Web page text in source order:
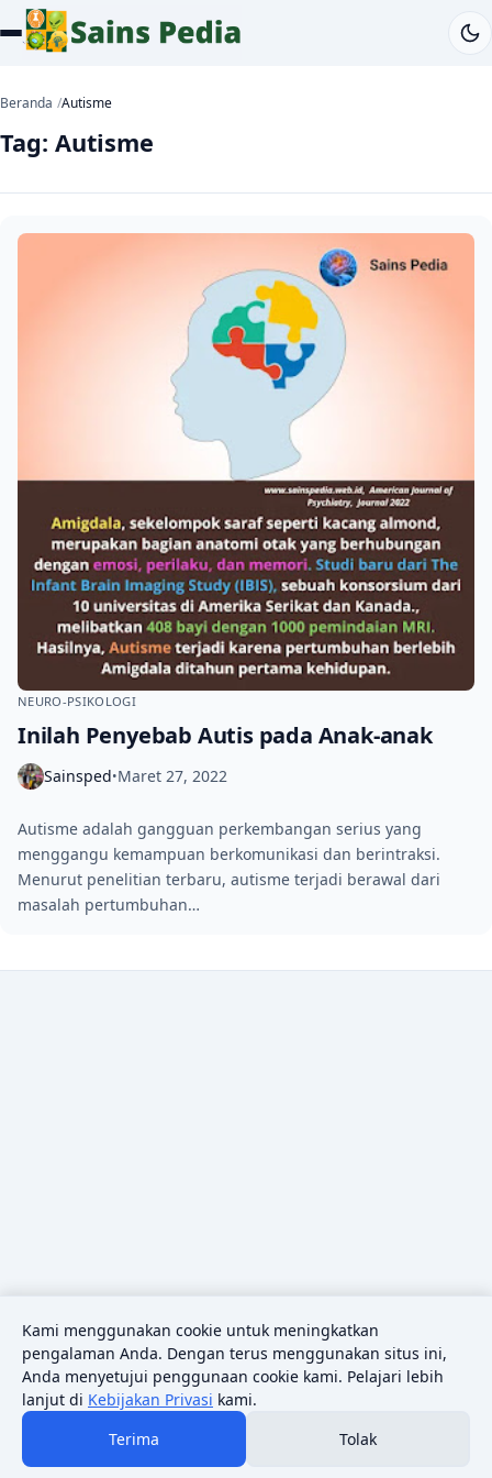
Beranda Autisme
Tag: Autisme
NEURO-PSIKOLOGI
Inilah Penyebab Autis pada Anak-anak
Sainsped•Maret 27, 2022
Autisme adalah gangguan perkembangan serius yang
menggangu kemampuan berkomunikasi dan berintraksi.
Menurut penelitian terbaru, autisme terjadi berawal dari
masalah pertumbuhan…
Kami menggunakan cookie untuk meningkatkan
pengalaman Anda. Dengan terus menggunakan situs ini,
Anda menyetujui penggunaan cookie kami. Pelajari lebih
lanjut di Kebijakan Privasi kami.
Terima
Tolak